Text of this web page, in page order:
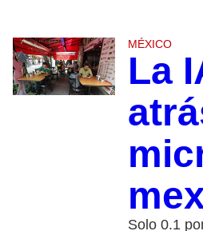
MÉXICO
La
Solo 0.1